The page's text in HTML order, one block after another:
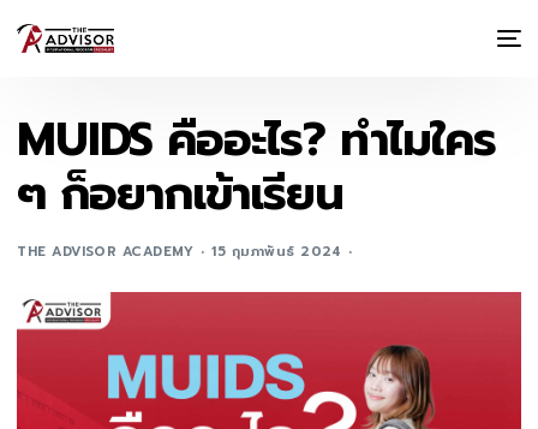
MUIDS คืออะไร? ทำไมใคร
ๆ ก็อยากเข้าเรียน
THE ADVISOR ACADEMY 15 กุมภาพันธ์ 2024